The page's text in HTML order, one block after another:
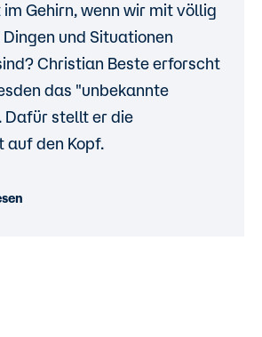
Gehirn, wenn wir mit völlig
und Situationen
Christian Beste erforscht
das "unbekannte
Dafür stellt er die
auf den Kopf.